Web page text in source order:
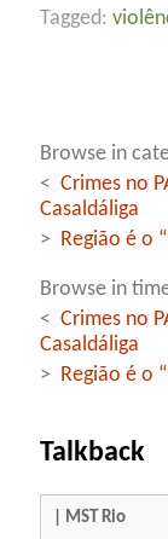
Tagged:
Browse in
< Crimes no
Casaldáliga
>
Região é o
Browse in
< Crimes no
Casaldáliga
>
Região é o
Talkback
| MST Rio